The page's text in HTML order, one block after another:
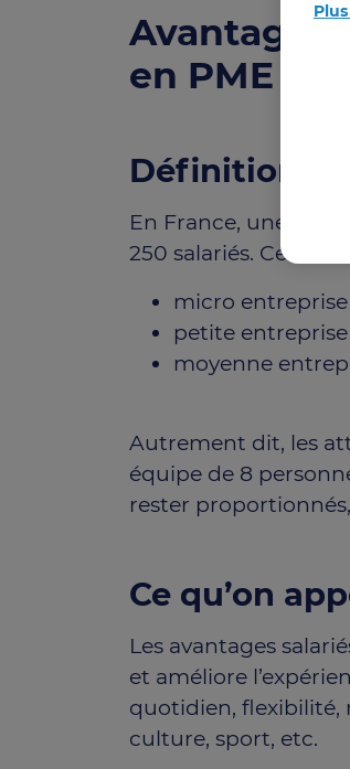
Avantages
en PME ?
Définition
En France, une
250 salariés. Cette
micro entreprise
petite entreprise
moyenne
Autrement dit, les
équipe de 8
rester
Ce qu’on
Les avantages
et améliore
quotidien, flexibilité,
culture, sport, etc.